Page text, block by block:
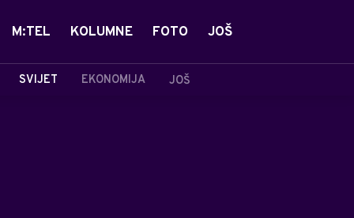
SVIJET EKONOMIJA JOŠ
M:TEL KOLUMNE FOTO JOŠ